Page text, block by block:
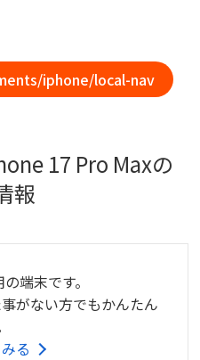
iphone/local-nav
17 Pro Maxの
報
端末です。
がない方でもかんたん
る